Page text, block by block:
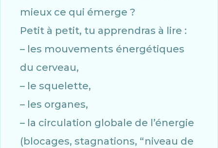
mieux ce qui émerge ?
Petit à petit, tu apprendras à lire :
– les mouvements énergétiques
du cerveau,
– le squelette,
– les organes,
– la circulation globale de l’énergie
(blocages, stagnations, “niveau de